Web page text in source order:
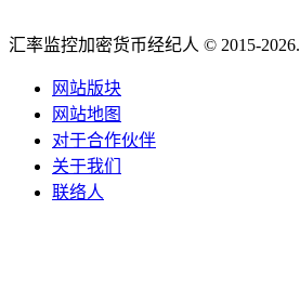
汇率监控加密货币经纪人 © 2015-2026.
网站版块
网站地图
对于合作伙伴
关于我们
联络人